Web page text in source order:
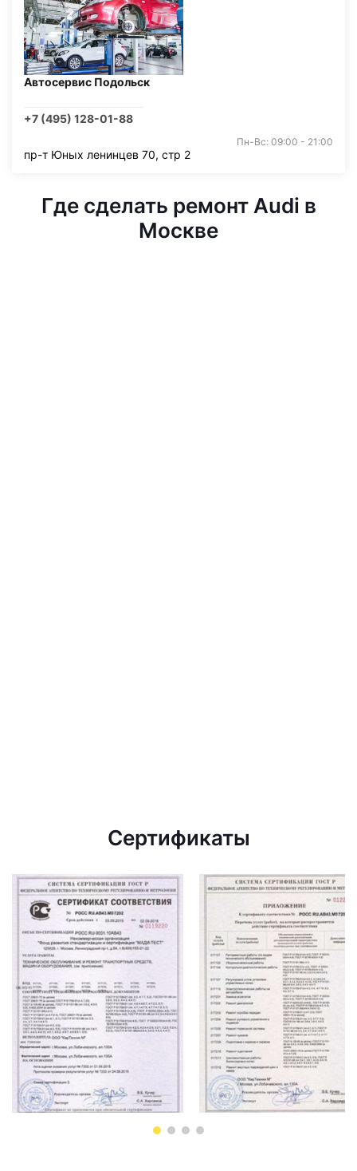
Автосервис Подольск
+7 (495) 128-01-88
Пн-Вс: 09:00 - 21:00
пр-т Юных ленинцев 70, стр 2
Где сделать ремонт Audi в
Москве
Сертификаты